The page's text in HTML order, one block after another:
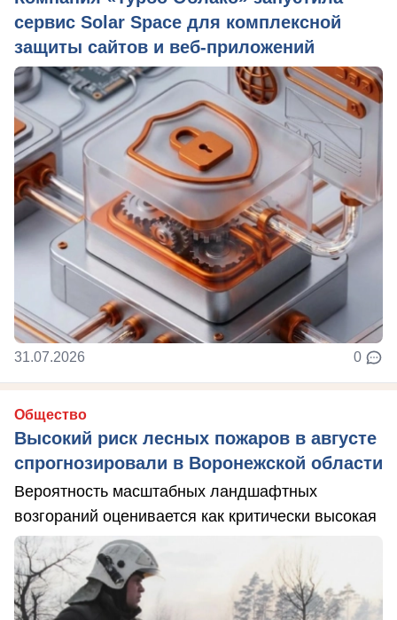
сервис Solar Space для комплексной
защиты сайтов и веб-приложений
31.07.2026 0
Общество
Высокий риск лесных пожаров в августе
спрогнозировали в Воронежской области
Вероятность масштабных ландшафтных
возгораний оценивается как критически высокая